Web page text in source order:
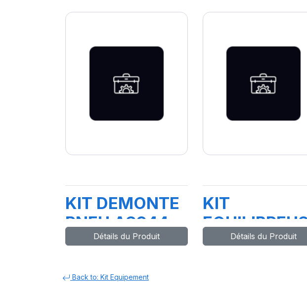
KIT DEMONTE
PNEU AS944
2V AVEC
Détails du Produit
KIT
MT3200 UP-
Détails du Produit
Back to: Kit Equipement